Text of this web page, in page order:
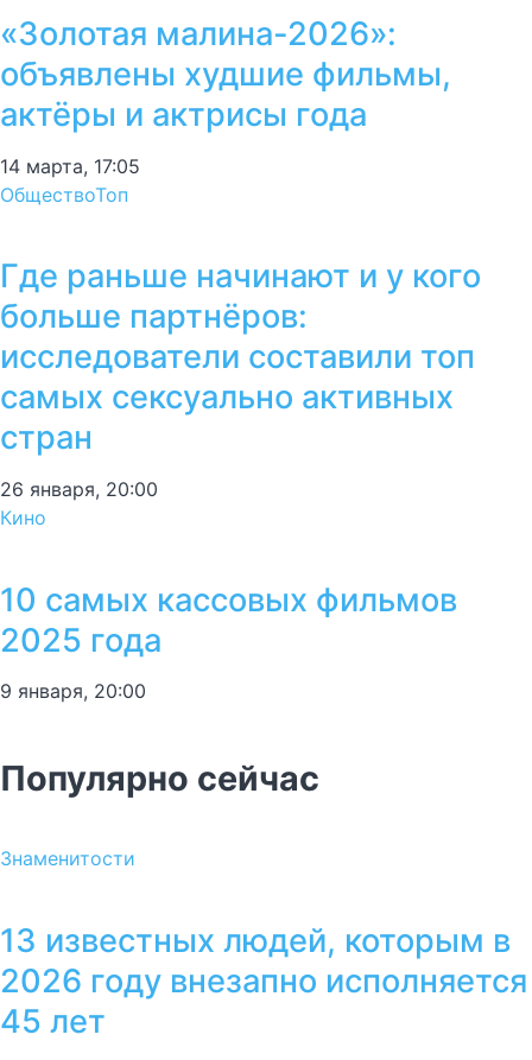
«Золотая малина-2026»:
объявлены худшие фильмы,
актёры и актрисы года
14 марта, 17:05
ОбществоТоп
Где раньше начинают и у кого
больше партнёров:
исследователи составили топ
самых сексуально активных
стран
26 января, 20:00
Кино
10 самых кассовых фильмов
2025 года
9 января, 20:00
Популярно сейчас
Знаменитости
13 известных людей, которым в
2026 году внезапно исполняется
45 лет